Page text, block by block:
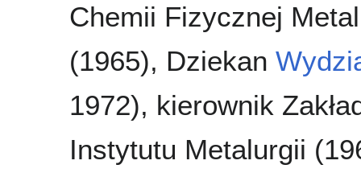
Chemii Fizycznej
(1965), Dziekan
1972), kierownik
Instytutu Metalurgii